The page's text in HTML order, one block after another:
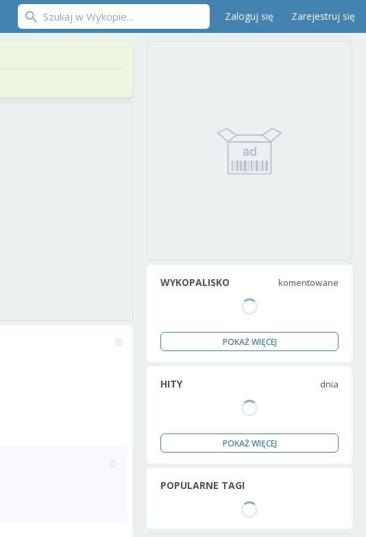
Zaloguj się Zarejestruj się
WYKOPALISKO komentowane
POKAŻ WIĘCEJ
HITY dnia
POKAŻ WIĘCEJ
POPULARNE TAGI